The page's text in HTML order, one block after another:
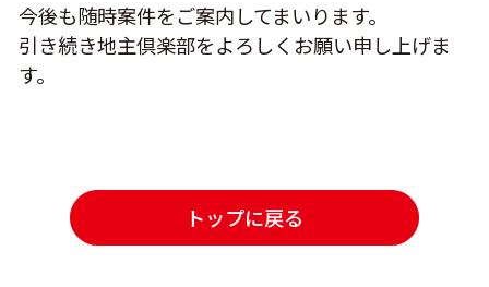
今後も随時案件をご案内してまいります。
引き続き地主倶楽部をよろしくお願い申し上げま
す。
トップに戻る